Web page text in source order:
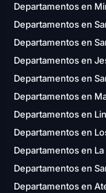
Departamentos en
Departamentos en
Departamentos en
Departamentos en
Departamentos en
Departamentos en
Departamentos en
Departamentos en
Departamentos en
Departamentos en
Departamentos en